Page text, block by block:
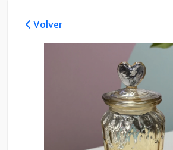
Volver